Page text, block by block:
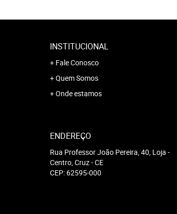
INSTITUCIONAL
Fale Conosco
Quem Somos
Onde estamos
ENDEREÇO
Rua Professor João Pereira, 40, Loja -
Centro, Cruz-CE
CEP: 62595-000